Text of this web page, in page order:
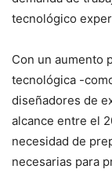
tecnológico
Con un aumento
tecnológica -
diseñadores de
alcance entre el
necesidad de
necesarias para